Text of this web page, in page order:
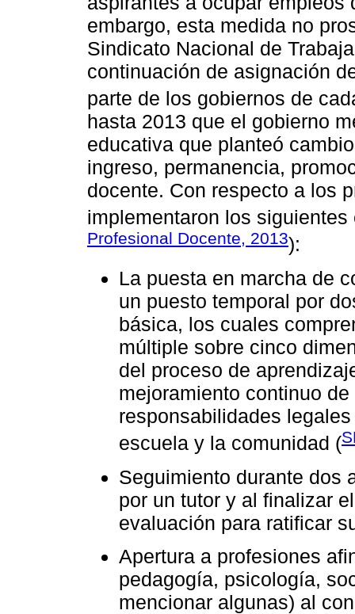
embargo, esta medida no
Sindicato Nacional de
continuación de asignación
parte de los gobiernos de
hasta 2013 que el gobierno
educativa que planteó
ingreso, permanencia,
docente. Con respecto a los
implementaron los siguientes
Profesional Docente, 2013):
La puesta en marcha de
un puesto temporal por
básica, los cuales
múltiple sobre cinco
del proceso de
mejoramiento continuo
responsabilidades
escuela y la comunidad (
Seguimiento durante dos
por un tutor y al finalizar
evaluación para ratificar
Apertura a profesiones
pedagogía, psicología,
mencionar algunas) al